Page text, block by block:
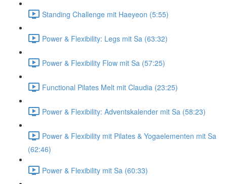
Standing Challenge mit Haeyeon (5:55)
Power & Flexibility: Legs mit Sa (63:32)
Power & Flexibility Flow mit Sa (57:25)
Functional Pilates Melt mit Claudia (23:25)
Power & Flexibility: Adventskalender mit Sa (58:23)
Power & Flexibility mit Pilates & Yogaelementen mit Sa
(62:46)
Power & Flexibility mit Sa (60:33)